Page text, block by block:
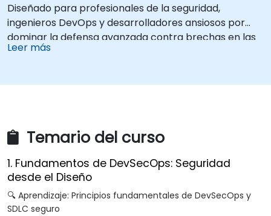
Diseñado para profesionales de la seguridad,
ingenieros DevOps y desarrolladores ansiosos por
dominar la defensa avanzada contra brechas en las
tuberías, la formación combina simulaciones de
Leer más
Temario del curso
1. Fundamentos de DevSecOps: Seguridad
desde el Diseño
🔍 Aprendizaje: Principios fundamentales de DevSecOps y
SDLC seguro